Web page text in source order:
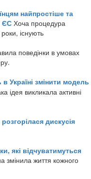
найпростіше та
ЄС Хоча процедура
існують
поведінки в умовах
Україні змінити модель
ідея викликала активні
дискусія
які відчуватимуться
змінила життя кожного